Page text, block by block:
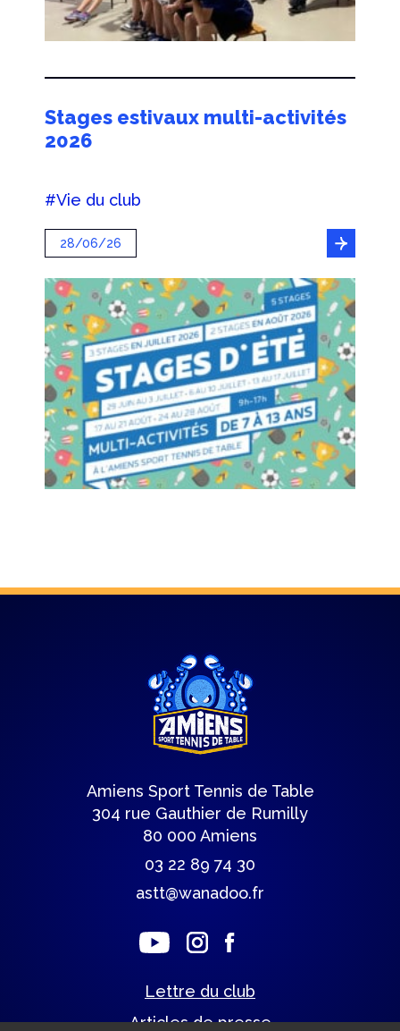
Stages estivaux multi-activités
2026
#Vie du club
28/06/26
Amiens Sport Tennis de Table
304 rue Gauthier de Rumilly
80 000 Amiens
03 22 89 74 30
astt@wanadoo.fr
Lettre du club
Articles de presse